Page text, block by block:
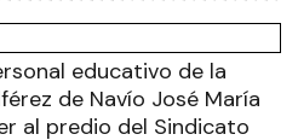
educativo de la
de Navío José María
al predio del Sindicato